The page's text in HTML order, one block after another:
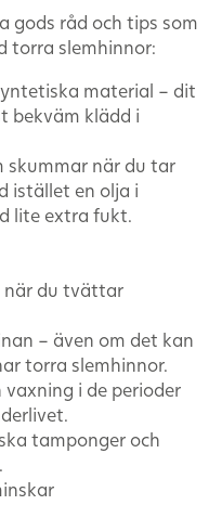
gods råd och tips som
torra slemhinnor:
material – dit
bekväm klädd i
skummar när du tar
istället en olja i
lite extra fukt.
när du tvättar
– även om det kan
torra slemhinnor.
i de perioder
tamponger och